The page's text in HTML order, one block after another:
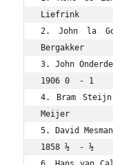
Liefrink
2. John la
Bergakker
3. John
1906 0  - 1
4. Bram
Meijer
5. David
1858 ½  - ½